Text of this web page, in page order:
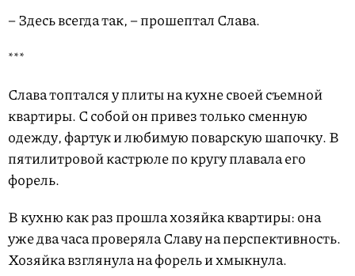
– Здесь всегда так, – прошептал Слава.
***
Слава топтался у плиты на кухне своей съемной
квартиры. С собой он привез только сменную
одежду, фартук и любимую поварскую шапочку. В
пятилитровой кастрюле по кругу плавала его
форель.
В кухню как раз прошла хозяйка квартиры: она
уже два часа проверяла Славу на перспективность.
Хозяйка взглянула на форель и хмыкнула.